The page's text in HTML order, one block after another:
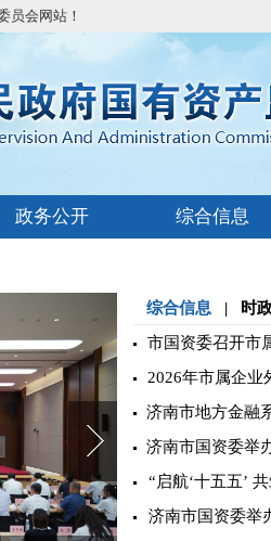
员会网站！
政务公开 综合信息
综合信息 | 时
市国资委召开市
2026年市属企业
济南市地方金融
济南市国资委举
“启航‘十五五’
济南市国资委举